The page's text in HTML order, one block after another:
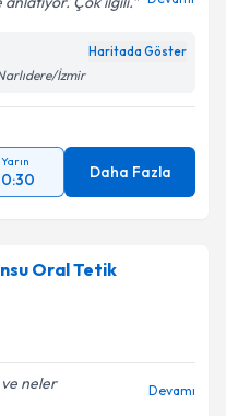
Haritada Göster
İzmir
Yarın
Daha Fazla
Oral Tetik
neler
Devamı